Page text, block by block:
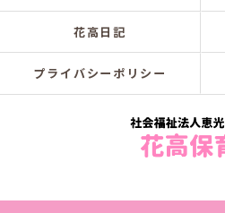
花高日記
プライバシーポリシー